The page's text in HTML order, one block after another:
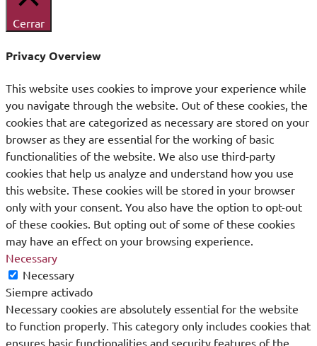
Cerrar
Privacy Overview
This website uses cookies to improve your experience while
you navigate through the website. Out of these cookies, the
cookies that are categorized as necessary are stored on your
browser as they are essential for the working of basic
functionalities of the website. We also use third-party
cookies that help us analyze and understand how you use
this website. These cookies will be stored in your browser
only with your consent. You also have the option to opt-out
of these cookies. But opting out of some of these cookies
may have an effect on your browsing experience.
Necessary
Necessary
Siempre activado
Necessary cookies are absolutely essential for the website
to function properly. This category only includes cookies that
ensures basic functionalities and security features of the